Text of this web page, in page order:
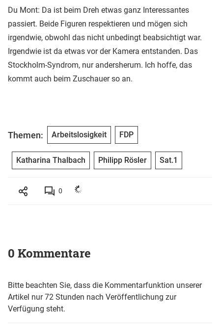
Du Mont: Da ist beim Dreh etwas ganz Interessantes
passiert. Beide Figuren respektieren und mögen sich
irgendwie, obwohl das nicht unbedingt beabsichtigt war.
Irgendwie ist da etwas vor der Kamera entstanden. Das
Stockholm-Syndrom, nur andersherum. Ich hoffe, das
kommt auch beim Zuschauer so an.
Themen: Arbeitslosigkeit FDP
Katharina Thalbach Philipp Rösler Sat.1
0
0 Kommentare
Bitte beachten Sie, dass die Kommentarfunktion unserer
Artikel nur 72 Stunden nach Veröffentlichung zur
Verfügung steht.